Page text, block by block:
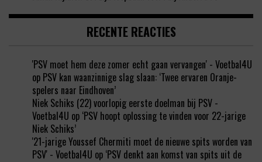
RECENTE REACTIES
'PSV moet hem deze zomer echt gaan vervangen' - Voetbal4U
op PSV kan waanzinnige slag slaan: ‘Twee ervaren Oranje-
spelers naar Eindhoven’
Niek Schiks (22) voorlopig eerste doelman bij PSV -
Voetbal4U op ‘PSV hoopt oplossing te vinden voor 22-jarige
Niek Schiks’
'21-jarige Youssef Chermiti moet de nieuwe spits worden van
PSV' - Voetbal4U op ‘PSV denkt aan komst van spits uit de